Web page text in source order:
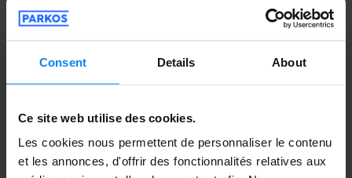
Consent Details About
Ce site web utilise des cookies.
Les cookies nous permettent de personnaliser le contenu
et les annonces, d'offrir des fonctionnalités relatives aux
Garé du 23/06/26 au 17/07/26
Les chauffeurs étaient très gentils et
professionnels. Tout s’est très bien passé,
très satisfait du service et je n’hésiterai
pas à le recommander.
Les chauffeurs étaient très gentils et